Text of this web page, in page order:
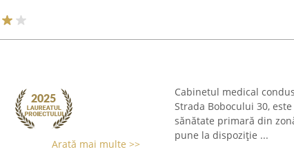
Arată mai multe >>
Cabinetul medical
Strada Bobocului 30,
sănătate primară din
pune la dispoziție ...